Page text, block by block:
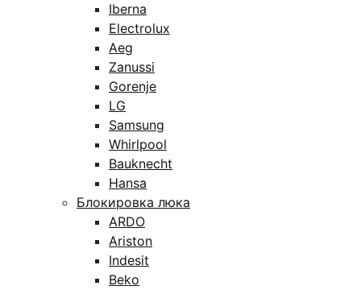
Iberna
Electrolux
Aeg
Zanussi
Gorenje
LG
Samsung
Whirlpool
Bauknecht
Hansa
Блокировка люка
ARDO
Ariston
Indesit
Beko